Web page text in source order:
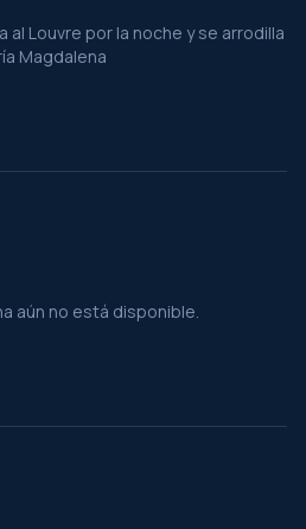
al Louvre por la noche y se arrodilla
Magdalena
aún no está disponible.